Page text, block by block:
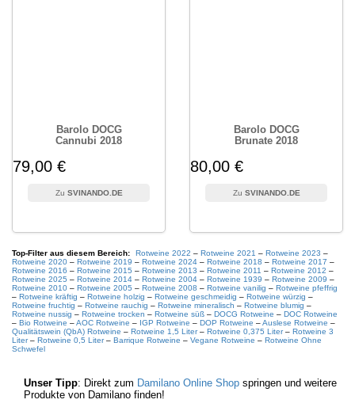
Barolo DOCG
Cannubi 2018
79,00 €
SVINANDO.DE
Barolo DOCG
Brunate 2018
80,00 €
SVINANDO.DE
Top-Filter aus diesem Bereich: Rotweine 2022 – Rotweine 2021 – Rotweine 2023 –
Rotweine 2020 – Rotweine 2019 – Rotweine 2024 – Rotweine 2018 – Rotweine 2017 –
Rotweine 2016 – Rotweine 2015 – Rotweine 2013 – Rotweine 2011 – Rotweine 2012 –
Rotweine 2025 – Rotweine 2014 – Rotweine 2004 – Rotweine 1939 – Rotweine 2009 –
Rotweine 2010 – Rotweine 2005 – Rotweine 2008 – Rotweine vanilig – Rotweine pfeffrig
– Rotweine kräftig – Rotweine holzig – Rotweine geschmeidig – Rotweine würzig –
Rotweine fruchtig – Rotweine rauchig – Rotweine mineralisch – Rotweine blumig –
Rotweine nussig – Rotweine trocken – Rotweine süß – DOCG Rotweine – DOC Rotweine
– Bio Rotweine –AOC Rotweine – IGP Rotweine – DOP Rotweine –Auslese Rotweine –
Qualitätswein (QbA) Rotweine – Rotweine 1,5 Liter– Rotweine 0,375 Liter– Rotweine 3
Liter– Rotweine 0,5 Liter– Barrique Rotweine – Vegane Rotweine – Rotweine Ohne
Schwefel
Unser Tipp: Direkt zum Damilano Online Shop springen und weitere
Produkte von Damilano finden!